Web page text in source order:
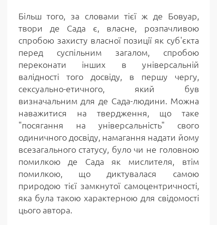
Більш того, за словами тієї ж де Бовуар,
твори де Сада є, власне, розпачливою
спробою захисту власної позиції як суб'єкта
перед суспільним загалом, спробою
переконати інших в універсальній
валідності того досвіду, в першу чергу,
сексуально-етичного, який був
визначальним для де Сада-людини. Можна
наважитися на твердження, що таке
"посягання на універсальність" свого
одиничного досвіду, намагання надати йому
всезагального статусу, було чи не головною
помилкою де Сада як мислителя, втім
помилкою, що диктувалася самою
природою тієї замкнутої самоцентричності,
яка була такою характерною для свідомості
цього автора.